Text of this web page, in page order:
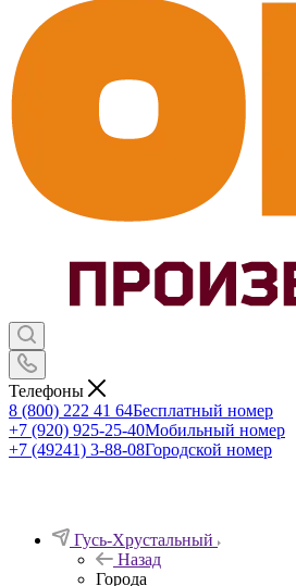
Телефоны
8 (800) 222 41 64Бесплатный номер
+7 (920) 925-25-40Мобильный номер
+7 (49241) 3-88-08Городской номер
Гусь-Хрустальный
Назад
Города